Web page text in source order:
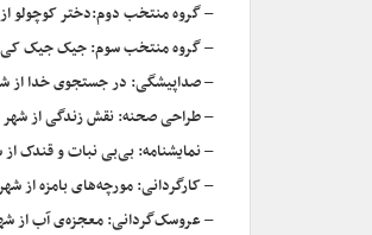
– گروه منتخب دوم:دختر کوچولو
– گروه منتخب سوم: جیک جیک کی
– صداپیشگی: در جستجوی خدا از
– طراحی صحنه: نقش زندگی از شهر
– نمایشنامه: بی‌بی نبات و قندک
– کارگردانی: مورچه‌های بامزه از
– عروسک‌گردانی: معجزه‌ی آب از